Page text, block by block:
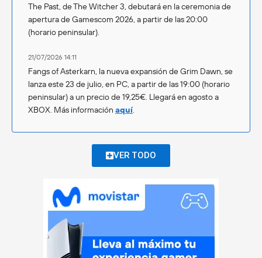
The Past, de The Witcher 3, debutará en la ceremonia de
apertura de Gamescom 2026, a partir de las 20:00
(horario peninsular).
21/07/2026 14:11
Fangs of Asterkarn, la nueva expansión de Grim Dawn, se
lanza este 23 de julio, en PC, a partir de las 19:00 (horario
peninsular) a un precio de 19,25€. Llegará en agosto a
XBOX. Más información aquí.
VER TODO